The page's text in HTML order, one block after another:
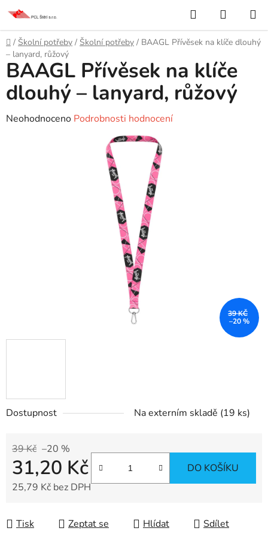
Přejít
obsah
Hledat
KOŠÍK
Domů
/ Školní potřeby / Školní potřeby / BAAGL Přívěsek na klíče dlouhý
– lanyard, růžový
Dostupnost Na externím skladě (19 ks)
39 Kč –20 %
31,20 Kč
25,79 Kč bez DPH
DO KOŠÍKU
Tisk Zeptat se Hlídat Sdílet
BAAGL Přívěsek na klíče
dlouhý – lanyard, růžový
Průměrné
Neohodnoceno Podrobnosti hodnocení
39 KČ
–20 %